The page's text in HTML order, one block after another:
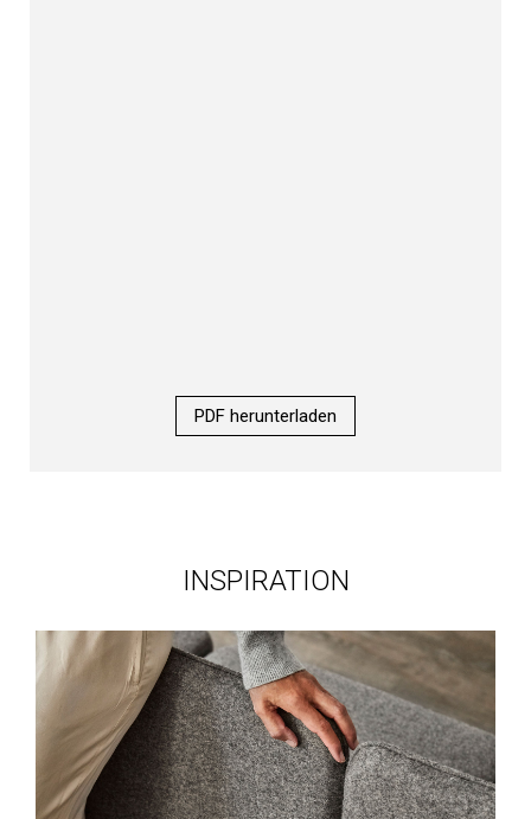
PDF herunterladen
INSPIRATION